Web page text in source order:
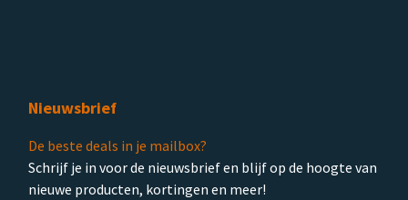
Nieuwsbrief
De beste deals in je mailbox?
Schrijf je in voor de nieuwsbrief en blijf op de hoogte van
nieuwe producten, kortingen en meer!